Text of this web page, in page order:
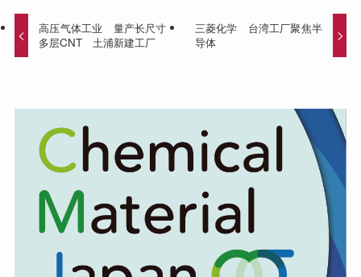
高压气体工业 量产长尺寸
多层CNT 土浦新建工厂
三菱化学 台湾工厂聚焦半
导体